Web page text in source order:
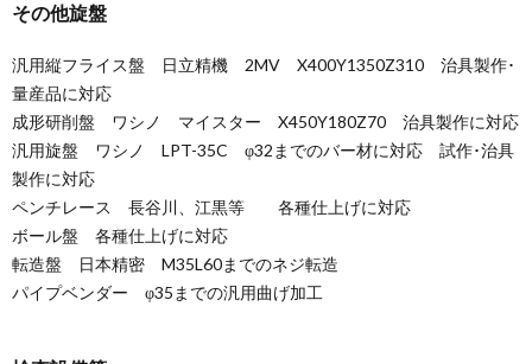
その他旋盤
汎用縦フライス盤 日立精機 2MV X400Y1350Z310 治具製作･
量産品に対応
成形研削盤 ワシノ マイスター X450Y180Z70 治具製作に対応
汎用旋盤 ワシノ LPT-35C φ32までのバー材に対応 試作･治具
製作に対応
ペンチレース 長谷川、江黒等 各種仕上げに対応
ボール盤 各種仕上げに対応
転造盤 日本精密 M35L60までのネジ転造
パイプベンダー φ35までの汎用曲げ加工